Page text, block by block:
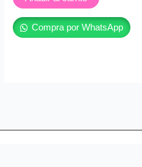
Compra por WhatsApp